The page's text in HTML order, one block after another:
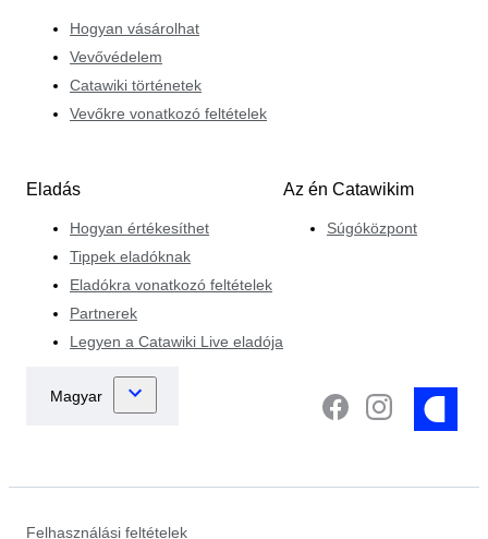
Hogyan vásárolhat
Vevővédelem
Catawiki történetek
Vevőkre vonatkozó feltételek
Eladás
Hogyan értékesíthet
Tippek eladóknak
Eladókra vonatkozó feltételek
Partnerek
Legyen a Catawiki Live eladója
Az én Catawikim
Súgóközpont
Felhasználási feltételek